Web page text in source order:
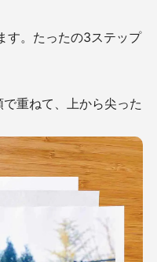
す。たったの3ステップ
重ねて、上から尖った